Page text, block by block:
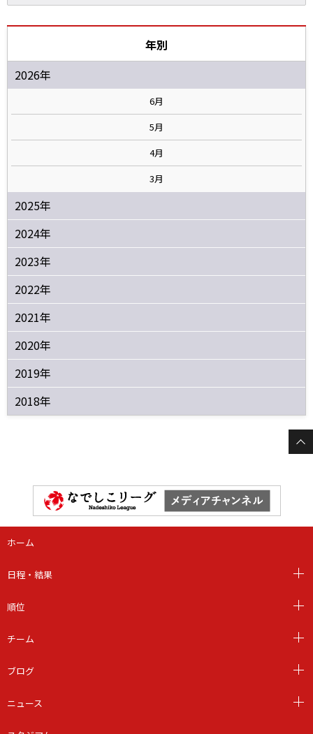
年別
2026年
6月
5月
4月
3月
2025年
2024年
2023年
2022年
2021年
2020年
2019年
2018年
ホーム
日程・結果
順位
チーム
ブログ
ニュース